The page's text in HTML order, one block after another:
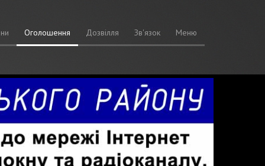
Оголошення Дозвілля Зв'язок Меню